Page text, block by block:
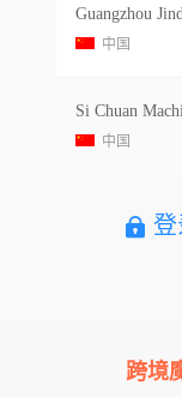
中国
中国
登
跨境